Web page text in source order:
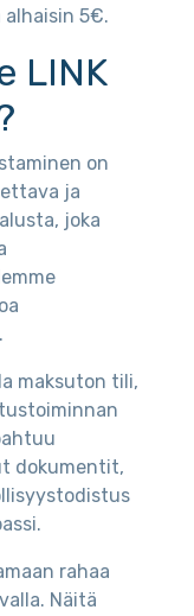
5€.
LINK
on
ja
joka
maksuton tili,
dokumentit,
rahaa
Näitä